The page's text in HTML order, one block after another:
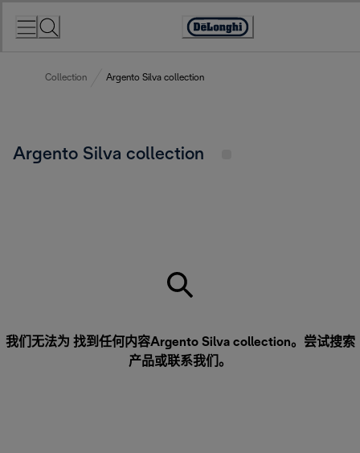
Accessibility
Collection Argento Silva collection
Argento Silva collection
我们无法为 找到任何内容Argento Silva collection。尝试搜索
产品或联系我们 。